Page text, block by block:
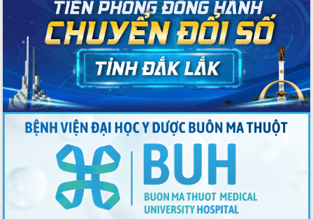
Công bố quyết định của Ban Thường
vụ Tỉnh ủy về công tác cán bộ.
Thủ tướng Phạm Minh Chính: Khẩn
trương tái thiết cuộc sống người dân
sau thiên tai
Tập trung nâng cao chất lượng, tổ
chức sản xuất sầu riêng theo hướng
bền vững
Đẩy nhanh công tác khắc phục, ổn
định đời sống Nhân dân sau bão số 13
Bí thư Tỉnh ủy Lương Nguyễn Minh
Triết dự Ngày hội đại đoàn kết tại
Buôn Đăk Tuôr, xã Cư Pui
Khởi công xây dựng Trường Phổ thông